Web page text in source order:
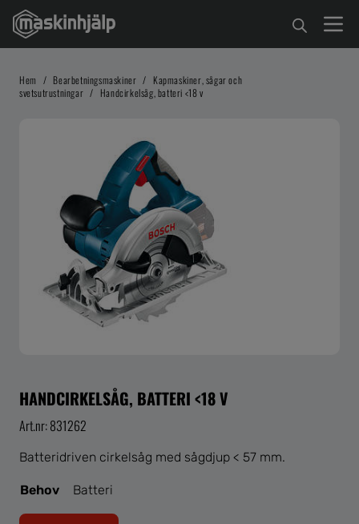
Hem / Bearbetningsmaskiner / Kapmaskiner, sågar och
svetsutrustningar / Handcirkelsåg, batteri <18 v
HANDCIRKELSÅG, BATTERI <18 V
Art.nr: 831262
Batteridriven cirkelsåg med sågdjup < 57 mm.
Behov Batteri